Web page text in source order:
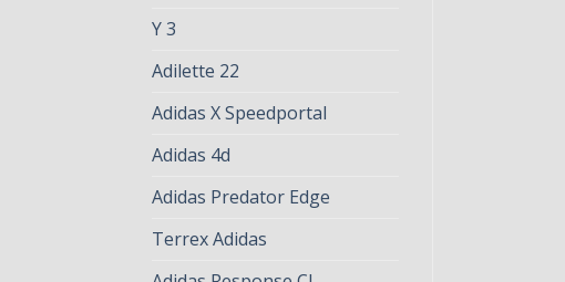
Y 3
Adilette 22
Adidas X Speedportal
Adidas 4d
Adidas Predator Edge
Terrex Adidas